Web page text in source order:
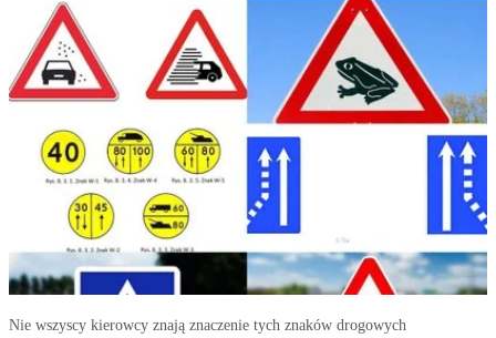
Nie wszyscy kierowcy znają znaczenie tych znaków drogowych